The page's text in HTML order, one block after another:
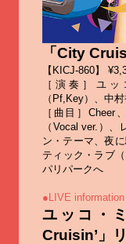
「City
【KICJ-860】
［演奏］ユ
（Pf,Key）、中
［曲目］
（Vocal ver.）
ン・テーマ、夜
ティック・ラブ
パリパークへ
●LIVE information
ユッコ・
Cruisin’」